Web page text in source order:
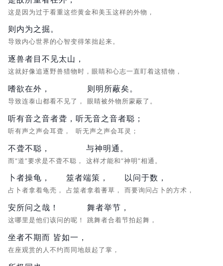
这是因为过于看重这些黄金和美玉这样的外物，
则内为之掘。
导致内心世界的心智变得笨拙起来。
逐兽者目不见太山，
这就好像追逐野兽猎物时，眼睛和心志一直盯着这猎物，
嗜欲在外，
导致连泰山都看不见了，
则明所蔽矣。
眼睛被外物所蒙蔽了。
听有音之音者聋，
听有声之声会耳聋，
听无音之音者聪；
听无声之声会耳灵；
不聋不聪，
而“道”要求是不聋不聪，
与神明通。
这样才能和“神明”相通。
卜者操龟，
占卜者拿着龟壳，
筮者端策，
占筮者拿着蓍草，
以问于数，
而要询问占卜的方术，
安所问之哉！
这哪里是他们该问的呢！
舞者举节，
跳舞者合着节拍起舞，
坐者不期而 皆如一，
在座观赏的人不约而同地鼓起了掌，